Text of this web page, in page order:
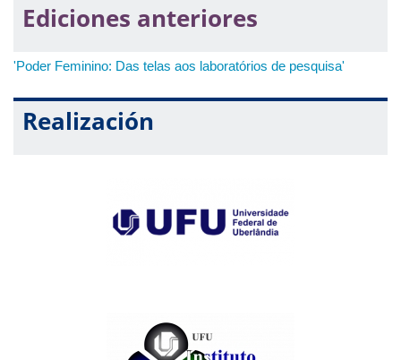
MIRELLA SILVA DE AGUIAR
Ediciones anteriores
'Poder Feminino: Das telas aos laboratórios de pesquisa'
Realización